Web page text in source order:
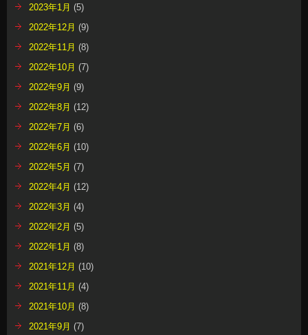
2023年1月 (5)
2022年12月 (9)
2022年11月 (8)
2022年10月 (7)
2022年9月 (9)
2022年8月 (12)
2022年7月 (6)
2022年6月 (10)
2022年5月 (7)
2022年4月 (12)
2022年3月 (4)
2022年2月 (5)
2022年1月 (8)
2021年12月 (10)
2021年11月 (4)
2021年10月 (8)
2021年9月 (7)